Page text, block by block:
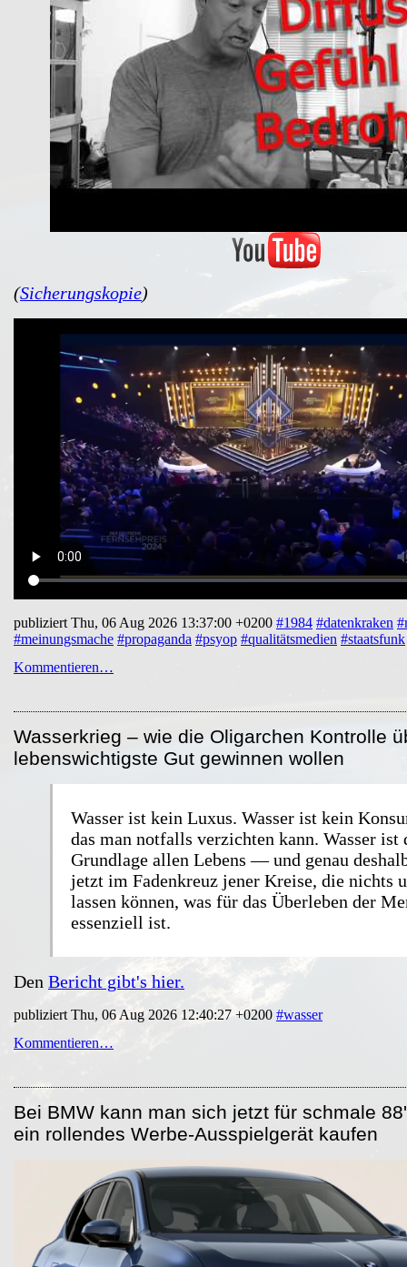
(Sicherungskopie)
publiziert Thu, 06 Aug 2026 13:37:00 +0200 #1984 #datenkraken
#meinungsmache #propaganda #psyop #qualitätsmedien #staatsfunk
Kommentieren…
Wasserkrieg – wie die Oligarchen Kontrolle
lebenswichtigste Gut gewinnen wollen
Wasser ist kein Luxus. Wasser ist kein
das man notfalls verzichten kann. Wasser ist
Grundlage allen Lebens — und genau
jetzt im Fadenkreuz jener Kreise, die nichts
lassen können, was für das Überleben der
essenziell ist.
Den Bericht gibt's hier.
publiziert Thu, 06 Aug 2026 12:40:27 +0200 #wasser
Kommentieren…
Bei BMW kann man sich jetzt für schmale
ein rollendes Werbe-Ausspielgerät kaufen